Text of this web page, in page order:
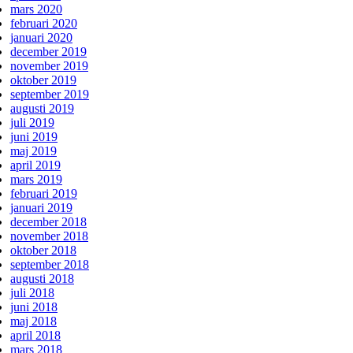
mars 2020
februari 2020
januari 2020
december 2019
november 2019
oktober 2019
september 2019
augusti 2019
juli 2019
juni 2019
maj 2019
april 2019
mars 2019
februari 2019
januari 2019
december 2018
november 2018
oktober 2018
september 2018
augusti 2018
juli 2018
juni 2018
maj 2018
april 2018
mars 2018